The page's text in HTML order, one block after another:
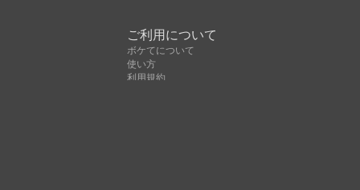
ご利用について
ボケてについて
使い方
利用規約